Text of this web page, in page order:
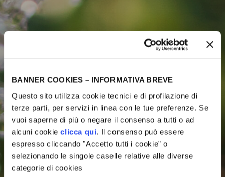
BANNER COOKIES – INFORMATIVA BREVE
Questo sito utilizza cookie tecnici e di profilazione di
terze parti, per servizi in linea con le tue preferenze. Se
vuoi saperne di più o negare il consenso a tutti o ad
alcuni cookieclicca qui. Il consenso può essere
espresso cliccando "Accetto tutti i cookie” o
selezionando le singole caselle relative alle diverse
categorie di cookies